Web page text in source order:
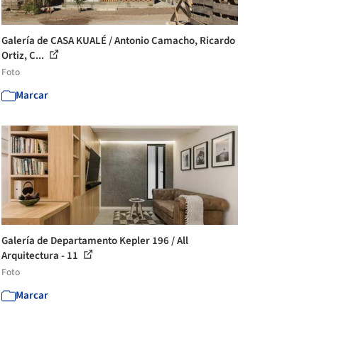
Galería de CASA KUALÉ / Antonio Camacho, Ricardo
Ortiz, C...
Foto
Marcar
Galería de Departamento Kepler 196 / All
Arquitectura - 11
Foto
Marcar